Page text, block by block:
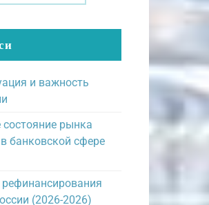
и важность
рынка
банковской сфере
(2026-2026)